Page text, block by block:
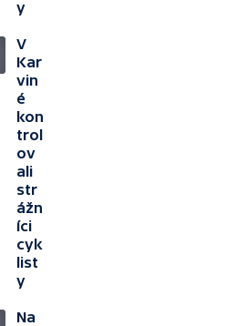
y
V
Kar
vin
é
kon
trol
ov
ali
str
ážn
íci
cyk
list
y
Na